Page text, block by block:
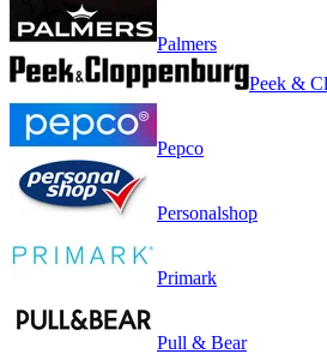
Palmers
Peek &
Pepco
Personalshop
Primark
Pull & Bear